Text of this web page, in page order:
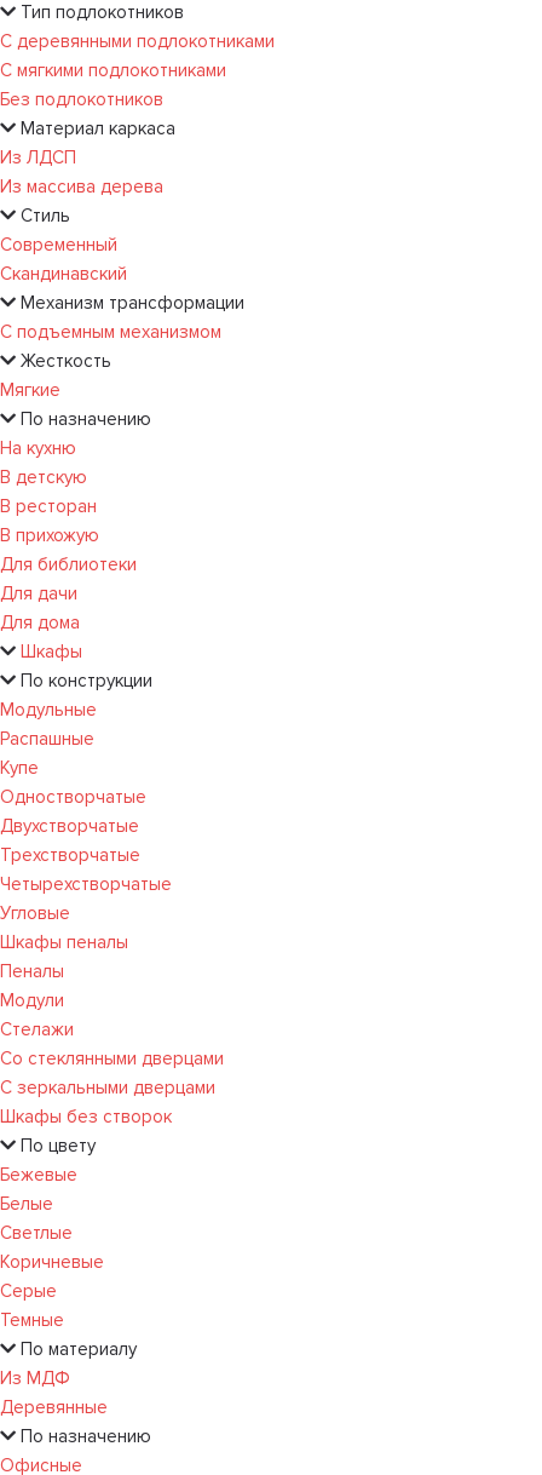
Тип подлокотников
С деревянными подлокотниками
С мягкими подлокотниками
Без подлокотников
Материал каркаса
Из ЛДСП
Из массива дерева
Стиль
Современный
Скандинавский
Механизм трансформации
С подъемным механизмом
Жесткость
Мягкие
По назначению
На кухню
В детскую
В ресторан
В прихожую
Для библиотеки
Для дачи
Для дома
Шкафы
По конструкции
Модульные
Распашные
Купе
Одностворчатые
Двухстворчатые
Трехстворчатые
Четырехстворчатые
Угловые
Шкафы пеналы
Пеналы
Модули
Стелажи
Со стеклянными дверцами
С зеркальными дверцами
Шкафы без створок
По цвету
Бежевые
Белые
Светлые
Коричневые
Серые
Темные
По материалу
Из МДФ
Деревянные
По назначению
Офисные